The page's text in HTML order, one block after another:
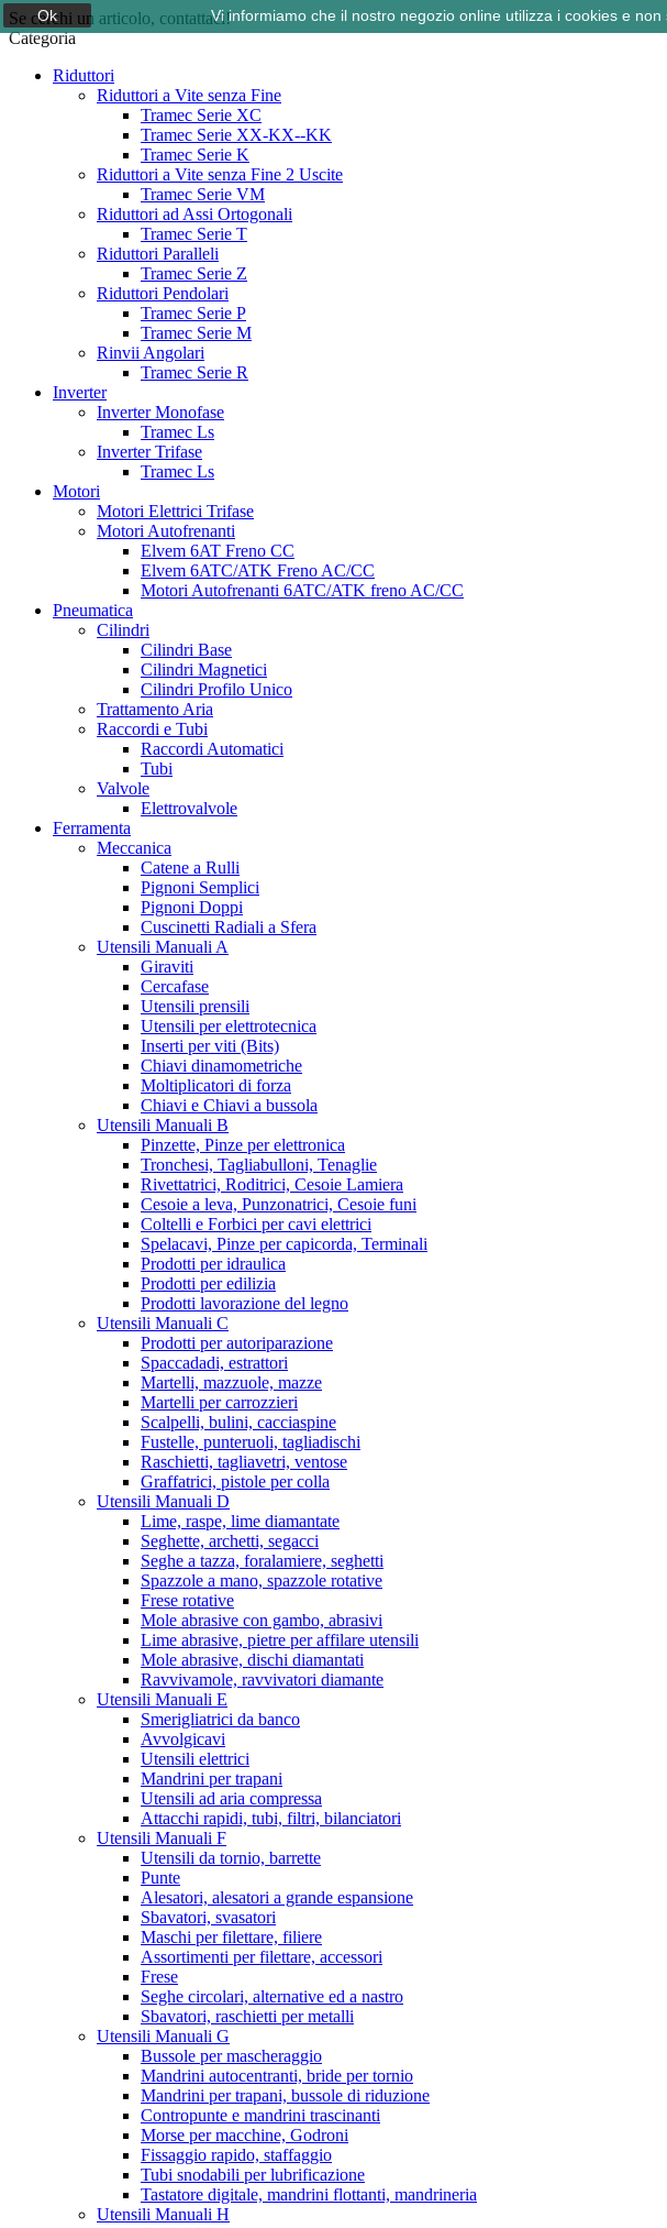
Se cerchi un articolo, contattaci!
Categoria
Riduttori
Riduttori a Vite senza Fine
Tramec Serie XC
Tramec Serie XX-KX--KK
Tramec Serie K
Riduttori a Vite senza Fine 2 Uscite
Tramec Serie VM
Riduttori ad Assi Ortogonali
Tramec Serie T
Riduttori Paralleli
Tramec Serie Z
Riduttori Pendolari
Tramec Serie P
Tramec Serie M
Rinvii Angolari
Tramec Serie R
Inverter
Inverter Monofase
Tramec Ls
Inverter Trifase
Tramec Ls
Motori
Motori Elettrici Trifase
Motori Autofrenanti
Elvem 6AT Freno CC
Elvem 6ATC/ATK Freno AC/CC
Motori Autofrenanti 6ATC/ATK freno AC/CC
Pneumatica
Cilindri
Cilindri Base
Cilindri Magnetici
Cilindri Profilo Unico
Trattamento Aria
Raccordi e Tubi
Raccordi Automatici
Tubi
Valvole
Elettrovalvole
Ferramenta
Meccanica
Catene a Rulli
Pignoni Semplici
Pignoni Doppi
Cuscinetti Radiali a Sfera
Utensili Manuali A
Giraviti
Cercafase
Utensili prensili
Utensili per elettrotecnica
Inserti per viti (Bits)
Chiavi dinamometriche
Moltiplicatori di forza
Chiavi e Chiavi a bussola
Utensili Manuali B
Pinzette, Pinze per elettronica
Tronchesi, Tagliabulloni, Tenaglie
Rivettatrici, Roditrici, Cesoie Lamiera
Cesoie a leva, Punzonatrici, Cesoie funi
Coltelli e Forbici per cavi elettrici
Spelacavi, Pinze per capicorda, Terminali
Prodotti per idraulica
Prodotti per edilizia
Prodotti lavorazione del legno
Utensili Manuali C
Prodotti per autoriparazione
Spaccadadi, estrattori
Martelli, mazzuole, mazze
Martelli per carrozzieri
Scalpelli, bulini, cacciaspine
Fustelle, punteruoli, tagliadischi
Raschietti, tagliavetri, ventose
Graffatrici, pistole per colla
Utensili Manuali D
Lime, raspe, lime diamantate
Seghette, archetti, segacci
Seghe a tazza, foralamiere, seghetti
Spazzole a mano, spazzole rotative
Frese rotative
Mole abrasive con gambo, abrasivi
Lime abrasive, pietre per affilare utensili
Mole abrasive, dischi diamantati
Ravvivamole, ravvivatori diamante
Utensili Manuali E
Smerigliatrici da banco
Avvolgicavi
Utensili elettrici
Mandrini per trapani
Utensili ad aria compressa
Attacchi rapidi, tubi, filtri, bilanciatori
Utensili Manuali F
Utensili da tornio, barrette
Punte
Alesatori, alesatori a grande espansione
Sbavatori, svasatori
Maschi per filettare, filiere
Assortimenti per filettare, accessori
Frese
Seghe circolari, alternative ed a nastro
Sbavatori, raschietti per metalli
Utensili Manuali G
Bussole per mascheraggio
Mandrini autocentranti, bride per tornio
Mandrini per trapani, bussole di riduzione
Contropunte e mandrini trascinanti
Morse per macchine, Godroni
Fissaggio rapido, staffaggio
Tubi snodabili per lubrificazione
Tastatore digitale, mandrini flottanti, mandrineria
Utensili Manuali H
Ok Vi informiamo che il nostro negozio online utilizza i cookies e